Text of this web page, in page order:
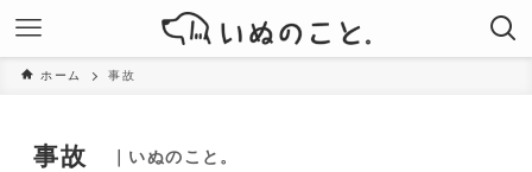
ホーム 事故
事故 ｜いぬのこと。